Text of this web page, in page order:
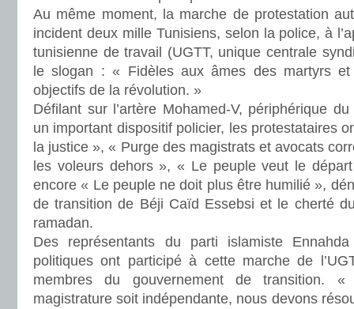
Au même moment, la marche de protestation
incident deux mille Tunisiens, selon la police, à
tunisienne de travail (UGTT, unique centrale
le slogan : « Fidèles aux âmes des martyrs
objectifs de la révolution. »
Défilant sur l’artère Mohamed-V, périphérique
un important dispositif policier, les protestataires
la justice », « Purge des magistrats et avocats
les voleurs dehors », « Le peuple veut le
encore « Le peuple ne doit plus être humilié »,
de transition de Béji Caïd Essebsi et le cherté
ramadan.
Des représentants du parti islamiste
politiques ont participé à cette marche de
membres du gouvernement de transition.
magistrature soit indépendante, nous devons